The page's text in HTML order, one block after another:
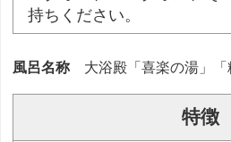
持ちください。
風呂名称 大浴殿「喜楽の湯」「
特徴